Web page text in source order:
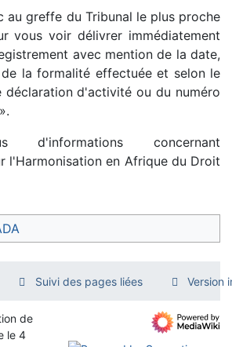
au greffe du Tribunal le plus proche
vous voir délivrer immédiatement
avec mention de la date,
la formalité effectuée et selon le
déclaration d'activité ou du numéro
d'informations concernant
l'Harmonisation en Afrique du Droit
Suivi des pages liées Version
de
le 4